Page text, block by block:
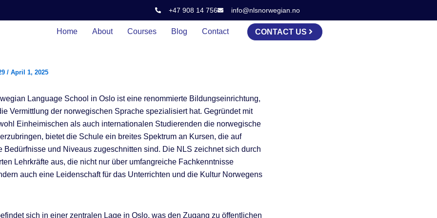
+47 908 14 756 info@nlsnorwegian.no
Home About Courses Blog Contact CONTACT US
/ April 1, 2025
Language School in Oslo ist eine renommierte Bildungseinrichtung,
Vermittlung der norwegischen Sprache spezialisiert hat. Gegründet mit
Einheimischen als auch internationalen Studierenden die norwegische
bietet die Schule ein breites Spektrum an Kursen, die auf
Bedürfnisse und Niveaus zugeschnitten sind. Die NLS zeichnet sich durch
Lehrkräfte aus, die nicht nur über umfangreiche Fachkenntnisse
auch eine Leidenschaft für das Unterrichten und die Kultur Norwegens
sich in einer zentralen Lage in Oslo, was den Zugang zu öffentlichen